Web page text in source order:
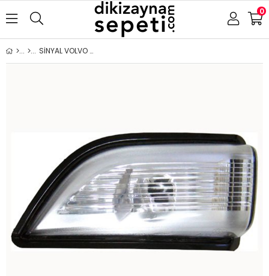
0
SİNYAL VOLVO XC60 2008-2013 SOL